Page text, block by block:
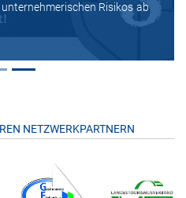
Risikos ab
NETZWERKPARTNERN